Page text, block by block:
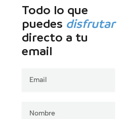
Todo lo que
puedes disfrutar
directo a tu
email